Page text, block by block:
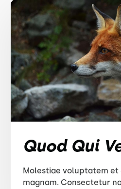
Quod Qui
Molestiae voluptatem
magnam. Consectetur